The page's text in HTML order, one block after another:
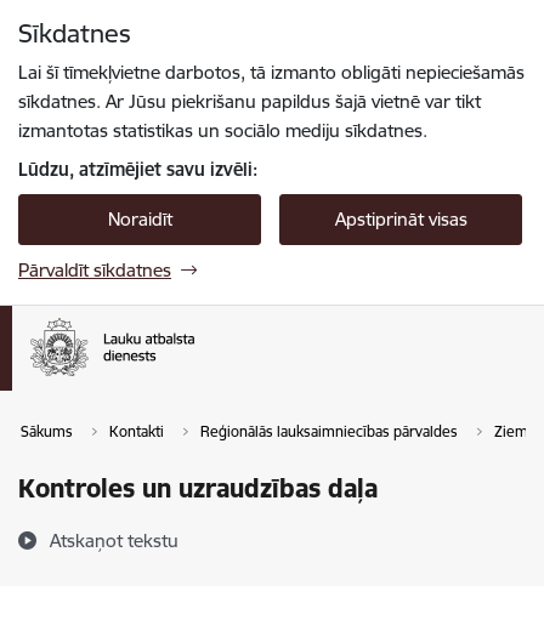
Sīkdatnes
Lai šī tīmekļvietne darbotos, tā izmanto obligāti nepieciešamās
sīkdatnes. Ar Jūsu piekrišanu papildus šajā vietnē var tikt
izmantotas statistikas un sociālo mediju sīkdatnes.
Lūdzu, atzīmējiet savu izvēli:
Noraidīt Apstiprināt visas
Pārvaldīt sīkdatnes
Sākums Kontakti Reģionālās lauksaimniecības pārvaldes
Kontroles un uzraudzības daļa
Atskaņot tekstu